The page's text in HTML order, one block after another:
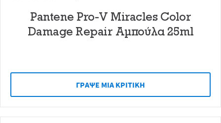
Pantene Pro-V Miracles Color
Damage Repair Αμπούλα 25ml
ΓΡAΨΕ ΜIΑ ΚΡΙΤΙΚH